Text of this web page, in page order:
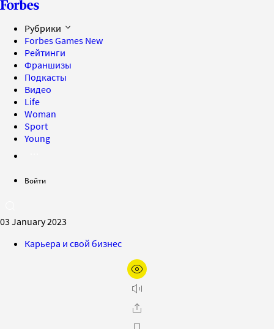
Рубрики
Forbes Games New
Рейтинги
Франшизы
Подкасты
Видео
Life
Woman
Sport
Young
Войти
03 January 2023
Карьера и свой бизнес